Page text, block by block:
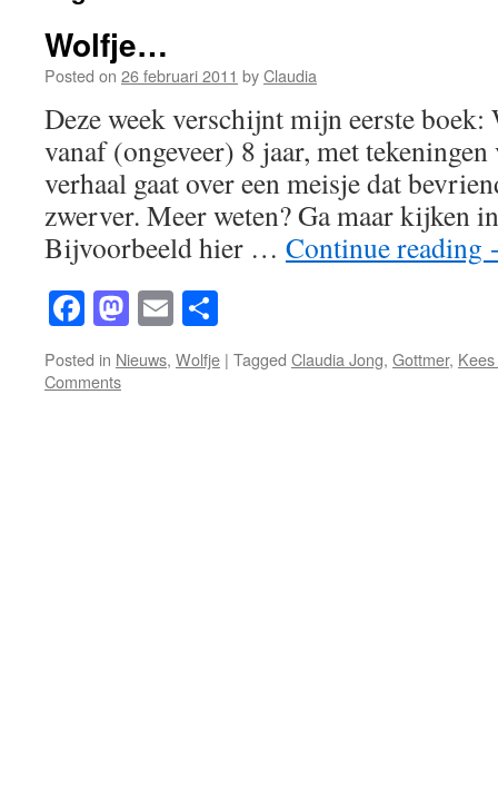
Wolfje…
Posted on 26 februari 2011 byClaudia
Deze week verschijnt mijn eerste
vanaf (ongeveer) 8 jaar, met
verhaal gaat over een meisje dat
zwerver. Meer weten? Ga maar kijken
Bijvoorbeeld hier … Continue reading
Facebook
Mastodon
Email
Posted in Nieuws, Wolfje | Tagged Claudia Jong, Gottmer,
Comments